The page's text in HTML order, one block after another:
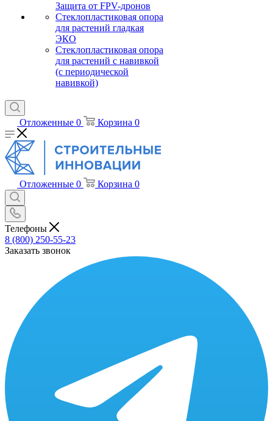
Защита от FPV-дронов
Стеклопластиковая опора
для растений гладкая
ЭКО
Стеклопластиковая опора
для растений с навивкой
(с периодической
навивкой)
Отложенные 0 Корзина 0
Отложенные 0 Корзина 0
Телефоны
8 (800) 250-55-23
Заказать звонок